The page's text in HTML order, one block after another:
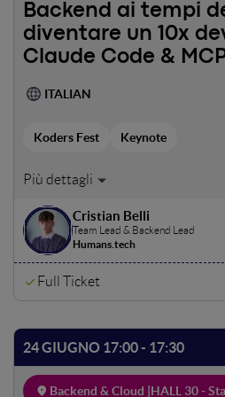
soluzione (Platform
“fabbrica di software” che
umani e cresca in termini di
prezzo. Un discorso stimolante
controllo della definizione del
Backend ai tempi
diventare un 10x
Claude Code &
ITALIAN
Koders Fest Keynote
Essere un buon backend
strumenti come Claude Code e
più velocemente. Vieni a vedere
concreto.
Cristian Belli
Team Lead & Backend Lead
Humans.tech
Full Ticket
24 GIUGNO 17:00 - 17:30
Backend & Cloud | HALL 30 -